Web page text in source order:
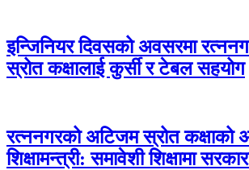
इन्जिनियर दिवसको अवसरमा
स्रोत कक्षालाई कुर्सी र टेबल सहयोग
रत्ननगरको अटिजम स्रोत कक्षाको
शिक्षामन्त्री: समावेशी शिक्षामा